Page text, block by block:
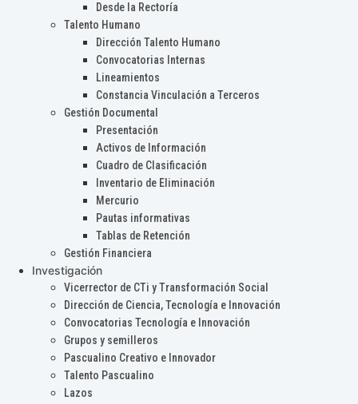
Desde la Rectoría
Talento Humano
Dirección Talento Humano
Convocatorias Internas
Lineamientos
Constancia Vinculación a Terceros
Gestión Documental
Presentación
Activos de Información
Cuadro de Clasificación
Inventario de Eliminación
Mercurio
Pautas informativas
Tablas de Retención
Gestión Financiera
Investigación
Vicerrector de CTi y Transformación Social
Dirección de Ciencia, Tecnología e Innovación
Convocatorias Tecnología e Innovación
Grupos y semilleros
Pascualino Creativo e Innovador
Talento Pascualino
Lazos